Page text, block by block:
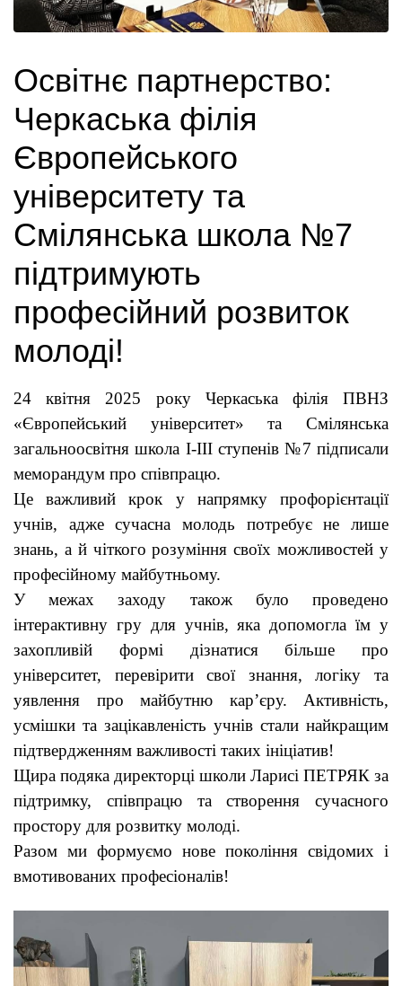
Освітнє партнерство:
Черкаська філія
Європейського
університету та
Смілянська школа №7
підтримують
професійний розвиток
молоді!
24 квітня 2025 року Черкаська філія ПВНЗ
«Європейський університет» та Смілянська
загальноосвітня школа І-ІІІ ступенів №7 підписали
меморандум про співпрацю.
Це важливий крок у напрямку профорієнтації
учнів, адже сучасна молодь потребує не лише
знань, а й чіткого розуміння своїх можливостей у
професійному майбутньому.
У межах заходу також було проведено
інтерактивну гру для учнів, яка допомогла їм у
захопливій формі дізнатися більше про
університет, перевірити свої знання, логіку та
уявлення про майбутню кар’єру. Активність,
усмішки та зацікавленість учнів стали найкращим
підтвердженням важливості таких ініціатив!
Щира подяка директорці школи Ларисі ПЕТРЯК за
підтримку, співпрацю та створення сучасного
простору для розвитку молоді.
Разом ми формуємо нове покоління свідомих і
вмотивованих професіоналів!